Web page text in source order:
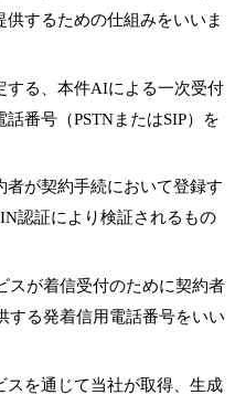
するための仕組みをいいま
する、本件AIによる一次受付
番号（PSTNまたはSIP）を
者が契約手続において登録す
認証により検証されるもの
スが着信受付のために契約者
する発着信用電話番号をいい
スを通じて当社が取得、生成